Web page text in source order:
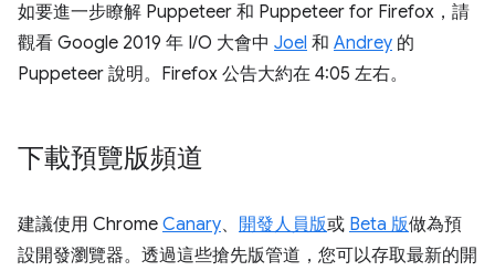
如要進一步瞭解 Puppeteer 和 Puppeteer for Firefox，請
觀看 Google 2019 年 I/O 大會中 Joel 和 Andrey 的
Puppeteer 說明。Firefox 公告大約在 4:05 左右。
下載預覽版頻道
建議使用 Chrome Canary、 開發人員版或 Beta 版做為預
設開發瀏覽器。透過這些搶先版管道，您可以存取最新的開